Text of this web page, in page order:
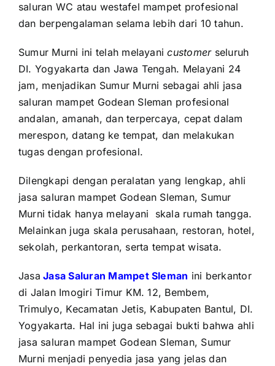
saluran WC atau westafel mampet profesional
dan berpengalaman selama lebih dari 10 tahun.
Sumur Murni ini telah melayanicustomerseluruh
DI. Yogyakarta dan Jawa Tengah. Melayani 24
jam, menjadikan Sumur Murni sebagai ahli jasa
saluran mampet Godean Sleman profesional
andalan, amanah, dan terpercaya, cepat dalam
merespon, datang ke tempat, dan melakukan
tugas dengan profesional.
Dilengkapi dengan peralatan yang lengkap, ahli
jasa saluran mampet Godean Sleman, Sumur
Murni tidak hanya melayani
skala rumah tangga.
Melainkan juga skala perusahaan, restoran, hotel,
sekolah, perkantoran, serta tempat wisata.
Jasa Jasa Saluran Mampet Sleman ini berkantor
di Jalan Imogiri Timur KM. 12, Bembem,
Trimulyo, Kecamatan Jetis, Kabupaten Bantul, DI.
Yogyakarta. Hal ini juga sebagai bukti bahwa ahli
jasa saluran mampet Godean Sleman, Sumur
Murni menjadi penyedia jasa yang jelas dan